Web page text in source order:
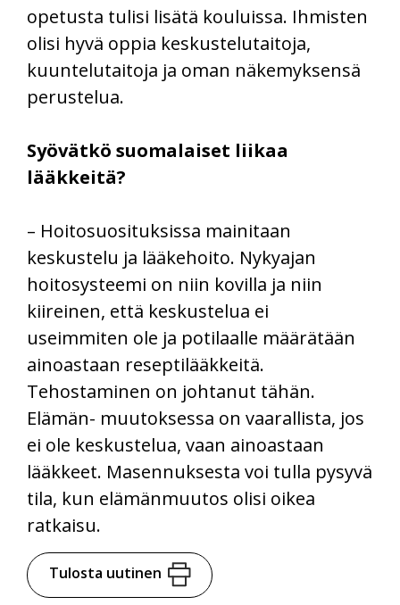
opetusta tulisi lisätä kouluissa. Ihmisten
olisi hyvä oppia keskustelutaitoja,
kuuntelutaitoja ja oman näkemyksensä
perustelua.
Syövätkö suomalaiset liikaa
lääkkeitä?
– Hoitosuosituksissa mainitaan
keskustelu ja lääkehoito. Nykyajan
hoitosysteemi on niin kovilla ja niin
kiireinen, että keskustelua ei
useimmiten ole ja potilaalle määrätään
ainoastaan reseptilääkkeitä.
Tehostaminen on johtanut tähän.
Elämän- muutoksessa on vaarallista, jos
ei ole keskustelua, vaan ainoastaan
lääkkeet. Masennuksesta voi tulla pysyvä
tila, kun elämänmuutos olisi oikea
ratkaisu.
Tulosta uutinen